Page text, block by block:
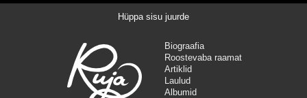
Hüppa sisu juurde
Biograafia
Roostevaba raamat
Artiklid
Laulud
Albumid